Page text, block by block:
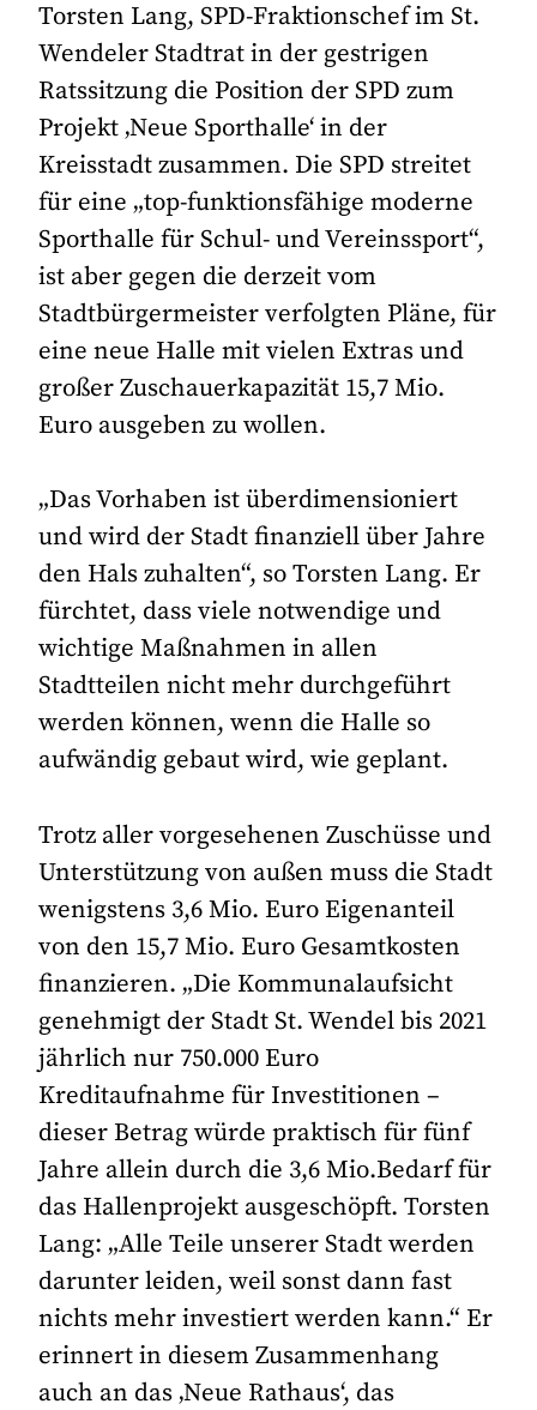
Torsten Lang, SPD-Fraktionschef im St.
Wendeler Stadtrat in der gestrigen
Ratssitzung die Position der SPD zum
Projekt ‚Neue Sporthalle‘ in der
Kreisstadt zusammen. Die SPD streitet
für eine „top-funktionsfähige moderne
Sporthalle für Schul- und Vereinssport“,
ist aber gegen die derzeit vom
Stadtbürgermeister verfolgten Pläne, für
eine neue Halle mit vielen Extras und
großer Zuschauerkapazität 15,7 Mio.
Euro ausgeben zu wollen.
„Das Vorhaben ist überdimensioniert
und wird der Stadt finanziell über Jahre
den Hals zuhalten“, so Torsten Lang. Er
fürchtet, dass viele notwendige und
wichtige Maßnahmen in allen
Stadtteilen nicht mehr durchgeführt
werden können, wenn die Halle so
aufwändig gebaut wird, wie geplant.
Trotz aller vorgesehenen Zuschüsse und
Unterstützung von außen muss die Stadt
wenigstens 3,6 Mio. Euro Eigenanteil
von den 15,7 Mio. Euro Gesamtkosten
finanzieren. „Die Kommunalaufsicht
genehmigt der Stadt St. Wendel bis 2021
jährlich nur 750.000 Euro
Kreditaufnahme für Investitionen –
dieser Betrag würde praktisch für fünf
Jahre allein durch die 3,6 Mio.Bedarf für
das Hallenprojekt ausgeschöpft. Torsten
Lang: „Alle Teile unserer Stadt werden
darunter leiden, weil sonst dann fast
nichts mehr investiert werden kann.“ Er
erinnert in diesem Zusammenhang
auch an das ‚Neue Rathaus‘, das